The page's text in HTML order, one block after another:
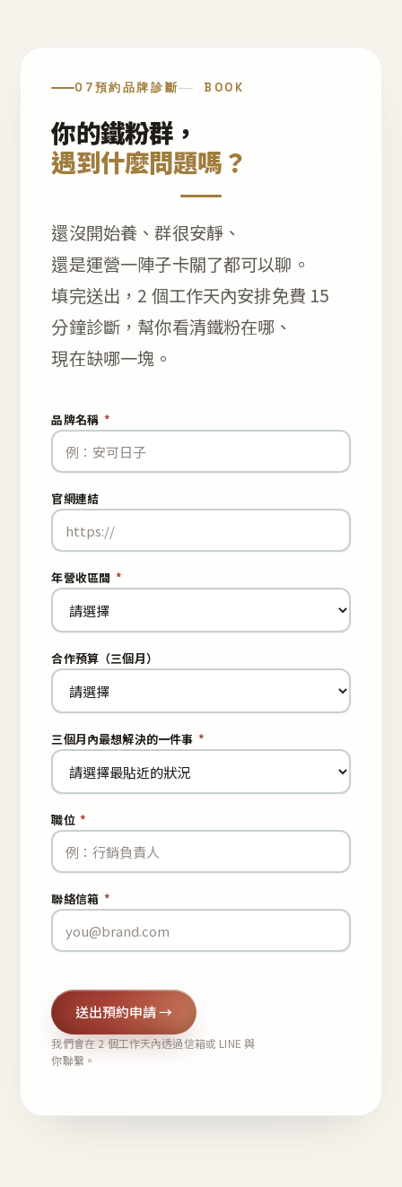
07預約品牌診斷 BOOK
你的鐵粉群，
遇到什麼問題嗎？
還沒開始養、群很安靜、
還是運營一陣子卡關了都可以聊。
填完送出，2 個工作天內安排免費 15
分鐘診斷，幫你看清鐵粉在哪、
現在缺哪一塊。
品牌名稱 *
官網連結
年營收區間 *
合作預算（三個月）
三個月內最想解決的一件事 *
職位 *
聯絡信箱 *
送出預約申請 →
我們會在 2 個工作天內透過信箱或 LINE 與
你聯繫。